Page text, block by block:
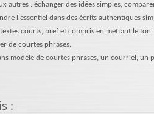
autres : échanger des idées simples,
l'essentiel dans des écrits authentiques
textes courts, bref et compris en mettant le ton
de courtes phrases.
modèle de courtes phrases, un courriel, un
: